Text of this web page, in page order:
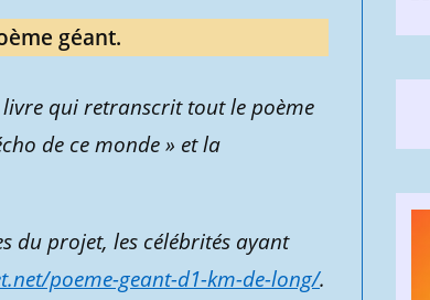
géant.
qui retranscrit tout le poème
de ce monde » et la
du projet, les célébrités ayant
poeme-geant-d1-km-de-long/.